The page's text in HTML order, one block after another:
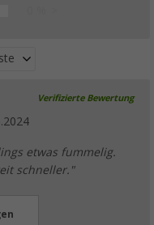
Verifizierte Bewertung
etwas fummelig.
schneller."